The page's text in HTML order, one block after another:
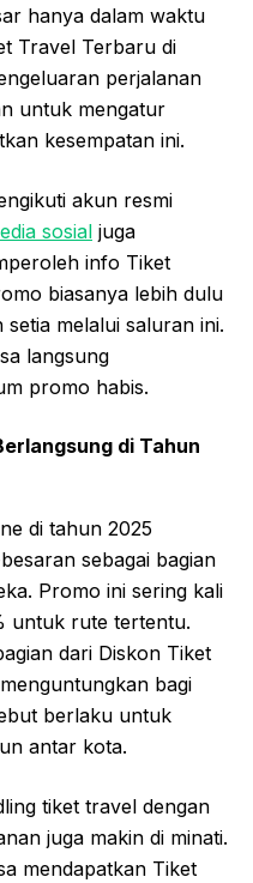
hanya dalam waktu
Travel Terbaru di
perjalanan
untuk mengatur
kesempatan ini.
akun resmi
sosial juga
info Tiket
biasanya lebih dulu
melalui saluran ini.
langsung
promo habis.
di Tahun
di tahun 2025
sebagai bagian
Promo ini sering kali
untuk rute tertentu.
dari Diskon Tiket
bagi
berlaku untuk
antar kota.
tiket travel dengan
juga makin di minati.
mendapatkan Tiket